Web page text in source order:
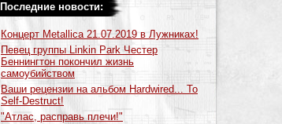
Последние новости:
Концерт Metallica 21.07.2019 в Лужниках!
Певец группы Linkin Park Честер
Беннингтон покончил жизнь
самоубийством
Ваши рецензии на альбом Hardwired... To
Self-Destruct!
"Атлас, расправь плечи!"